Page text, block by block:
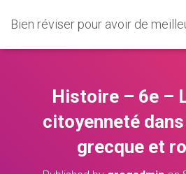
Bien réviser pour avoir de
Histoire – 6e –
citoyenneté
grecque et